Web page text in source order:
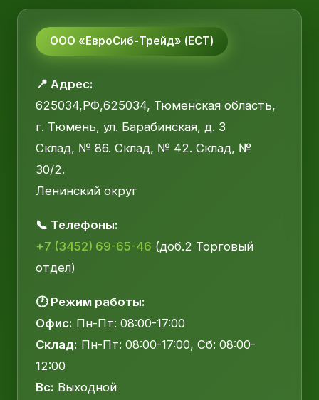
ООО «ЕвроСиб-Трейд» (ЕСТ)
📍 Адрес:
625034,РФ,625034, Тюменская область,
г. Тюмень, ул. Барабинская, д. 3
Склад, № 86. Склад, № 42. Склад, №
30/2.
Ленинский округ
📞 Телефоны:
+7 (3452) 69-65-46 (доб.2 Торговый
отдел)
🕐 Режим работы:
Офис: Пн-Пт: 08:00-17:00
Склад: Пн-Пт: 08:00-17:00, Сб: 08:00-
12:00
Вс: Выходной